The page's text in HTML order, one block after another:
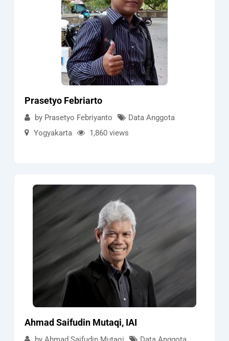
Prasetyo Febriarto
by Prasetyo Febriyanto
Data Anggota
Yogyakarta
1,860 views
Ahmad Saifudin Mutaqi, IAI